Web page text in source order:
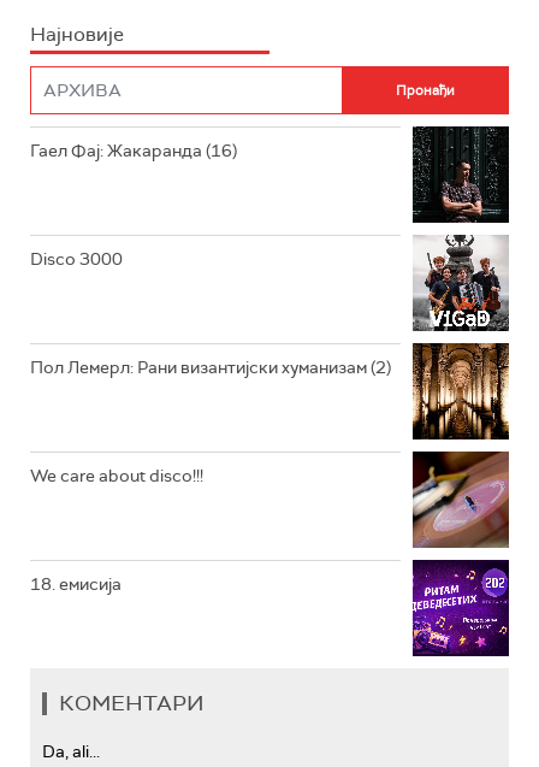
РАДИО РОКЕНРОЛЕР
Најновије
Гаел Фај: Жакаранда (16)
Disco 3000
Пол Лемерл: Рани византијски хуманизам (2)
We care about disco!!!
18. емисија
КОМЕНТАРИ
Da, ali...